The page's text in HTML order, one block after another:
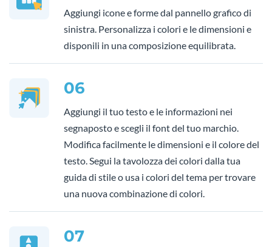
Aggiungi icone e forme dal pannello grafico di
sinistra. Personalizza i colori e le dimensioni e
disponili in una composizione equilibrata.
06
Aggiungi il tuo testo e le informazioni nei
segnaposto e scegli il font del tuo marchio.
Modifica facilmente le dimensioni e il colore del
testo. Segui la tavolozza dei colori dalla tua
guida di stile o usa i colori del tema per trovare
una nuova combinazione di colori.
07